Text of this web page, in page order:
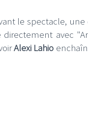
le spectacle, une
avec
Alexi Lahio